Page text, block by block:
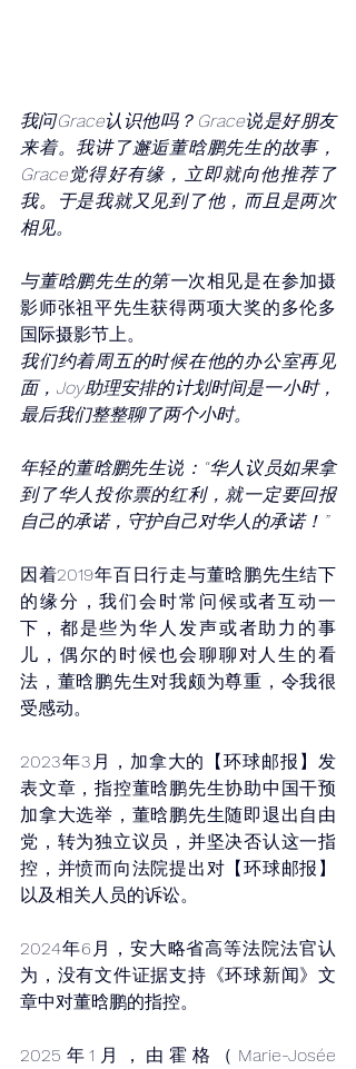
我问Grace认识他吗？Grace说是好朋友
来着。我讲了邂逅董晗鹏先生的故事，
Grace觉得好有缘，立即就向他推荐了
我。于是我就又见到了他，而且是两次
相见。
与董晗鹏先生的第一次相见是在参加摄
影师张祖平先生获得两项大奖的多伦多
国际摄影节上。
我们约着周五的时候在他的办公室再见
面，Joy助理安排的计划时间是一小时，
最后我们整整聊了两个小时。
年轻的董晗鹏先生说：“华人议员如果拿
到了华人投你票的红利，就一定要回报
自己的承诺，守护自己对华人的承诺！”
因着2019年百日行走与董晗鹏先生结下
的缘分，我们会时常问候或者互动一
下，都是些为华人发声或者助力的事
儿，偶尔的时候也会聊聊对人生的看
法，董晗鹏先生对我颇为尊重，令我很
受感动。
2023年3月，加拿大的【环球邮报】发
表文章，指控董晗鹏先生协助中国干预
加拿大选举，董晗鹏先生随即退出自由
党，转为独立议员，并坚决否认这一指
控，并愤而向法院提出对【环球邮报】
以及相关人员的诉讼。
2024年6月，安大略省高等法院法官认
为，没有文件证据支持《环球新闻》文
章中对董晗鹏的指控。
2025年1月，由霍格（Marie-Josée